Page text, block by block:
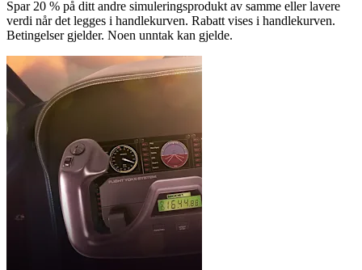
Spar 20 % på ditt andre simuleringsprodukt av samme eller lavere
verdi når det legges i handlekurven. Rabatt vises i handlekurven.
Betingelser gjelder. Noen unntak kan gjelde.